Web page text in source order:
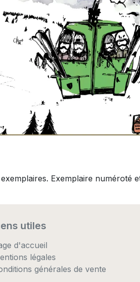
Exemplaire
utiles
d'accueil
légales
générales de vente